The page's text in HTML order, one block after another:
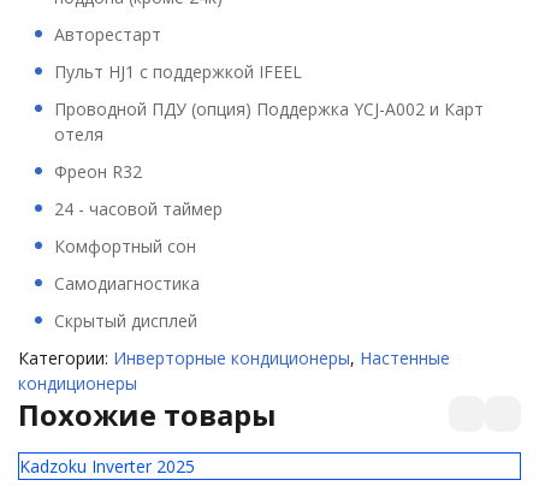
Авторестарт
Пульт HJ1 с поддержкой IFEEL
Проводной ПДУ (опция) Поддержка YCJ-A002 и Карт
отеля
Фреон R32
24 - часовой таймер
Комфортный сон
Самодиагностика
Скрытый дисплей
Категории: Инверторные кондиционеры, Настенные
кондиционеры
Похожие товары
Kadzoku Inverter 2025